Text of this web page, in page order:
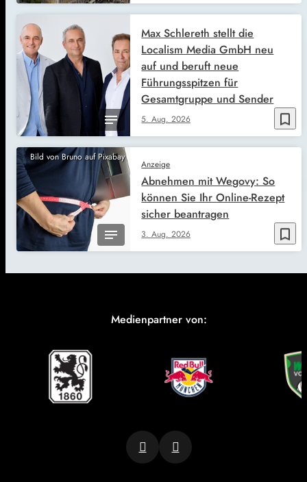
bookmark_border
5. Aug. 2026
Max Schlereth stellt die
Localism Media GmbH neu
auf und beruft neue
Führungsspitzen für
Gesamtgruppe und Sender
Bild von Bruno auf Pixabay
bookmark_border
Anzeige
3. Aug. 2026
Abnehmen mit Wegovy: So
können Sie Ihr Online-Rezept
sicher beantragen
Medienpartner von: